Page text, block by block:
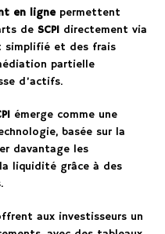
en lignepermettent
de SCPI directement via
simplifié et des frais
partielle
d’actifs.
émerge comme une
basée sur la
davantage les
liquidité grâce à des
aux investisseurs un